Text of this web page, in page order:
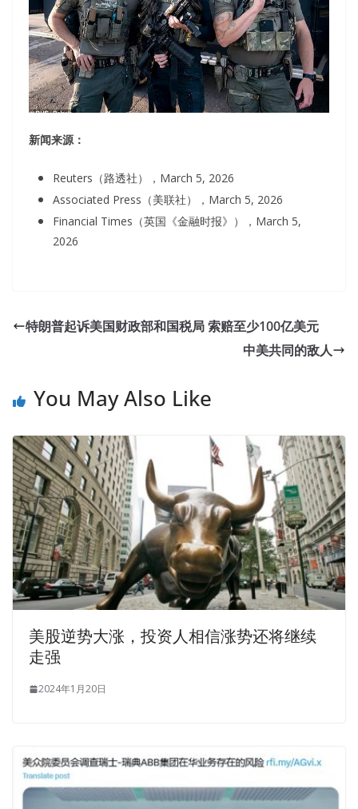
新闻来源：
Reuters（路透社），March 5, 2026
Associated Press（美联社），March 5, 2026
Financial Times（英国《金融时报》），March 5,
2026
特朗普起诉美国财政部和国税局 索赔至少100亿美元
中美共同的敌人
You May Also Like
美股逆势大涨，投资人相信涨势还将继续
走强
2024年1月20日